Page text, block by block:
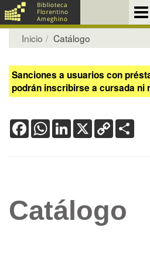
Inicio Catálogo
Sanciones a usuarios con
podrán inscribirse a cursada ni
FacebookWhatsApp
LinkedIn
X Copy
Link
Catálogo